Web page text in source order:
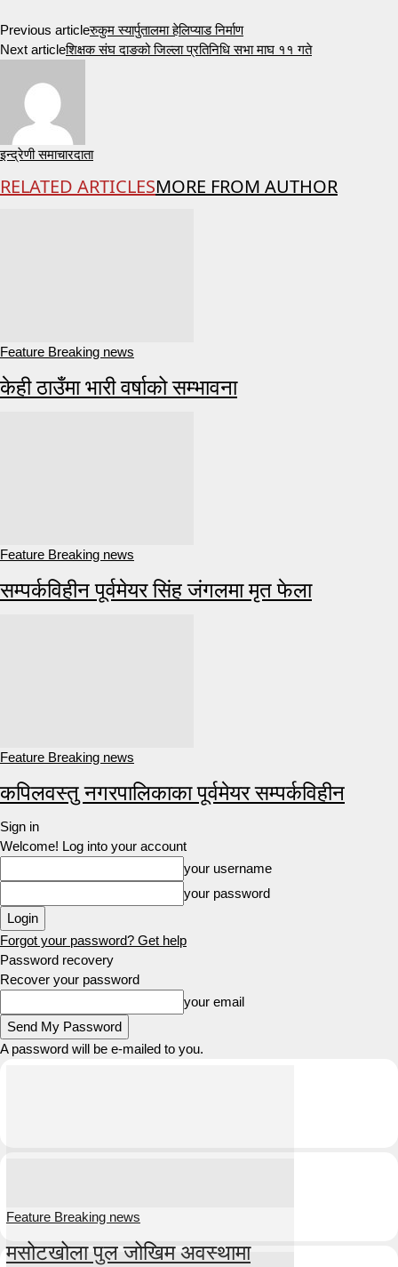
Previous articleरुकुम स्यार्पुतालमा हेलिप्याड निर्माण
Next articleशिक्षक संघ दाङको जिल्ला प्रतिनिधि सभा माघ ११ गते
इन्द्रेणी समाचारदाता
RELATED ARTICLESMORE FROM AUTHOR
Feature Breaking news
केही ठाउँमा भारी वर्षाको सम्भावना
Feature Breaking news
सम्पर्कविहीन पूर्वमेयर सिंह जंगलमा मृत फेला
Feature Breaking news
कपिलवस्तु नगरपालिकाका पूर्वमेयर सम्पर्कविहीन
Sign in
Welcome! Log into your account
your username
your password
Forgot your password? Get help
Password recovery
Recover your password
your email
A password will be e-mailed to you.
Feature Breaking news
मसोटखोला पुल जोखिम अवस्थामा